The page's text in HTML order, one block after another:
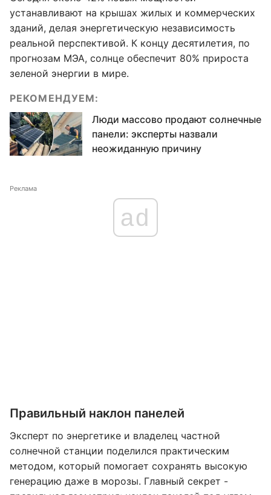
устанавливают на крышах жилых и коммерческих
зданий, делая энергетическую независимость
реальной перспективой. К концу десятилетия, по
прогнозам МЭА, солнце обеспечит 80% прироста
зеленой энергии в мире.
РЕКОМЕНДУЕМ:
Люди массово продают солнечные
панели: эксперты назвали
неожиданную причину
Реклама
ad
Правильный наклон панелей
Эксперт по энергетике и владелец частной
солнечной станции поделился практическим
методом, который помогает сохранять высокую
генерацию даже в морозы. Главный секрет -